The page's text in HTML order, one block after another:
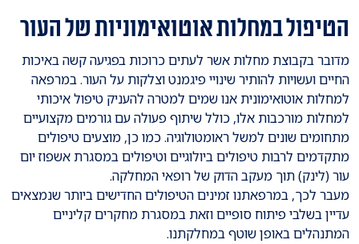
הטיפול במחלות אוטואימוניות של העור
מדובר בקבוצת מחלות אשר לעתים כרוכות בפגיעה קשה באיכות
החיים ועשויות להותיר שינויי פיגמנט וצלקות על העור. במרפאה
למחלות אוטואימונית אנו שמים למטרה להעניק טיפול איכותי
למחלות מורכבות אלו, כולל שיתוף פעולה עם גורמים מקצועיים
מתחומים שונים למשל ראומטולוגיה. כמו כן, מוצעים טיפולים
מתקדמים לרבות טיפולים ביולוגיים וטיפולים במסגרת אשפוז יום
עור (לינק) תוך מעקב הדוק של רופאי המחלקה.
מעבר לכך, במרפאתנו זמינים הטיפולים החדישים ביותר שנמצאים
עדיין בשלבי פיתוח סופיים וזאת במסגרת מחקרים קליניים
המתנהלים באופן שוטף במחלקתנו.